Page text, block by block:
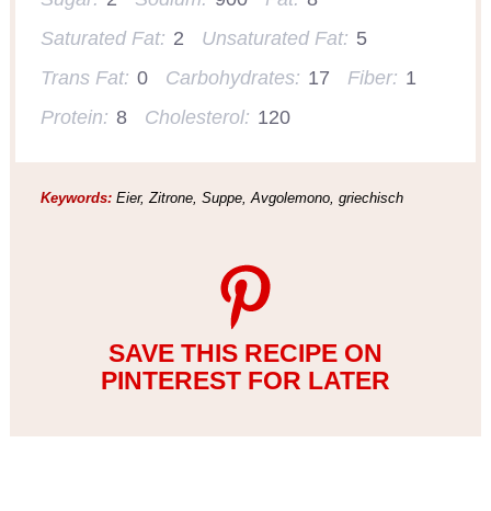
Saturated Fat: 2 Unsaturated Fat: 5
Trans Fat: 0 Carbohydrates: 17 Fiber: 1
Protein: 8 Cholesterol: 120
Keywords:Eier, Zitrone, Suppe, Avgolemono, griechisch
SAVE THIS RECIPE ON
PINTEREST FOR LATER